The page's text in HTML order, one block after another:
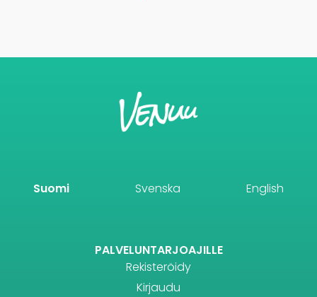
Suomi Svenska English
PALVELUNTARJOAJILLE
Rekisteröidy
Kirjaudu